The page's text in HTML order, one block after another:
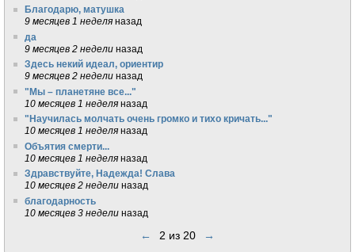
Благодарю, матушка
9 месяцев 1 неделя назад
да
9 месяцев 2 недели назад
Здесь некий идеал, ориентир
9 месяцев 2 недели назад
"Мы – планетяне все..."
10 месяцев 1 неделя назад
"Научилась молчать очень громко и тихо кричать..."
10 месяцев 1 неделя назад
Объятия смерти...
10 месяцев 1 неделя назад
Здравствуйте, Надежда! Слава
10 месяцев 2 недели назад
благодарность
10 месяцев 3 недели назад
← 2 из 20 →